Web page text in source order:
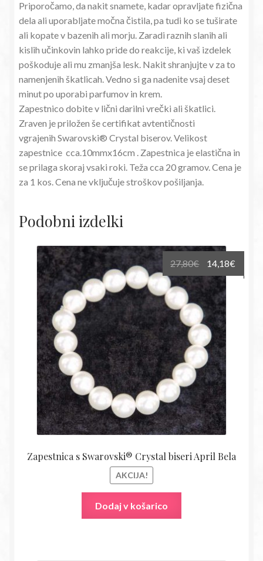
Priporočamo, da nakit snamete, kadar opravljate fizična
dela ali uporabljate močna čistila, pa tudi ko se tuširate
ali kopate v bazenih ali morju. Zaradi raznih slanih ali
kislih učinkovin lahko pride do reakcije, ki vaš izdelek
poškoduje ali mu zmanjša lesk. Nakit shranjujte v za to
namenjenih škatlicah. Vedno si ga nadenite vsaj deset
minut po uporabi parfumov in krem.
Zapestnico dobite v lični darilni vrečki ali škatlici.
Zraven je priložen še certifikat avtentičnosti
vgrajenih Swarovski® Crystal biserov. Velikost
zapestnice cca.10mmx16cm . Zapestnica je elastična in
se prilaga skoraj vsaki roki. Teža cca 20 gramov. Cena je
za 1 kos. Cena ne vključuje stroškov pošiljanja.
Podobni izdelki
Zapestnica s Swarovski® Crystal biseri April Bela
AKCIJA!
27,80€
Izvirna
cena
je
bila:
27,80€.
14,18€
cena
Dodaj v košarico